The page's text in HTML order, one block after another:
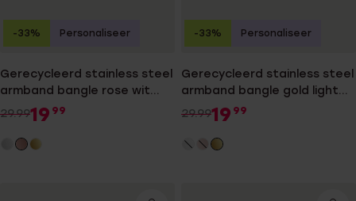
Gerecycleerd stainless steel
armband bangle rose wit
kristal
29.9919 99
-33% Personaliseer
Gerecycleerd stainless steel
armband bangle gold light
colorado kristal
29.9919 99
-33% Personaliseer